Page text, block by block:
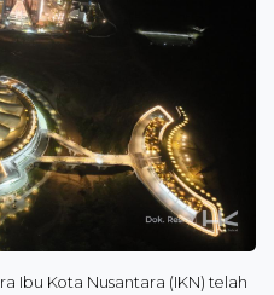
Ibu Kota Nusantara (IKN) telah